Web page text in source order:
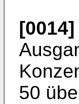
[0014]
50